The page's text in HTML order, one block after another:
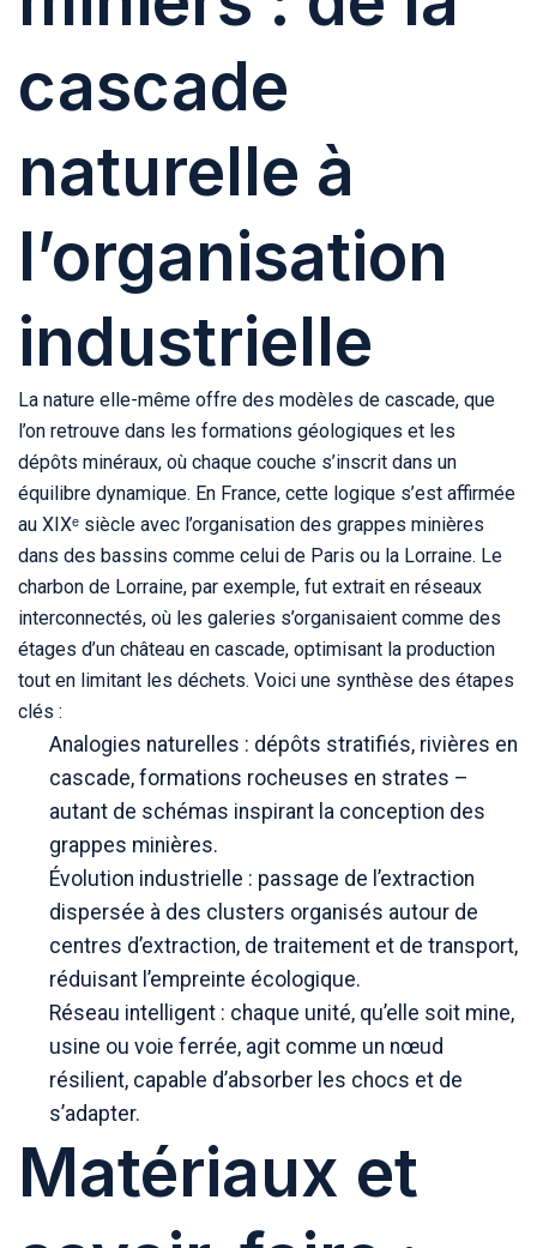
cascade
naturelle à
l’organisation
industrielle
La nature elle-même offre des modèles de cascade, que
l’on retrouve dans les formations géologiques et les
dépôts minéraux, où chaque couche s’inscrit dans un
équilibre dynamique. En France, cette logique s’est affirmée
au XIXᵉ siècle avec l’organisation des grappes minières
dans des bassins comme celui de Paris ou la Lorraine. Le
charbon de Lorraine, par exemple, fut extrait en réseaux
interconnectés, où les galeries s’organisaient comme des
étages d’un château en cascade, optimisant la production
tout en limitant les déchets. Voici une synthèse des étapes
clés :
Analogies naturelles : dépôts stratifiés, rivières en
cascade, formations rocheuses en strates –
autant de schémas inspirant la conception des
grappes minières.
Évolution industrielle : passage de l’extraction
dispersée à des clusters organisés autour de
centres d’extraction, de traitement et de transport,
réduisant l’empreinte écologique.
Réseau intelligent : chaque unité, qu’elle soit mine,
usine ou voie ferrée, agit comme un nœud
résilient, capable d’absorber les chocs et de
s’adapter.
Matériaux et